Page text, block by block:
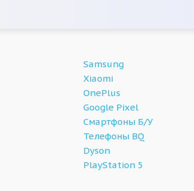
Samsung
Xiaomi
OnePlus
Google Pixel
Смартфоны Б/У
Телефоны BQ
Dyson
PlayStation 5